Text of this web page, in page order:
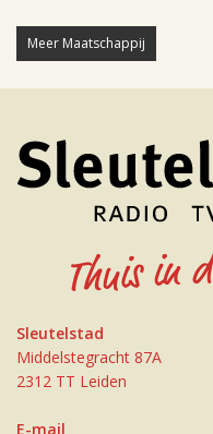
Meer Maatschappij
Sleutelstad
Middelstegracht 87A
2312 TT Leiden
E-mail